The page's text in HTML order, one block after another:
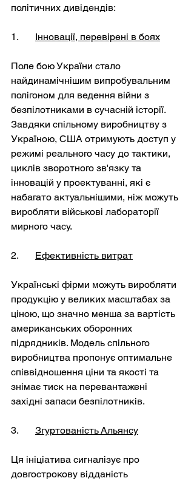
політичних дивідендів:
Інновації, перевірені в боях
Поле бою України стало
найдинамічнішим випробувальним
полігоном для ведення війни з
безпілотниками в сучасній історії.
Завдяки спільному виробництву з
Україною, США отримують доступ у
режимі реального часу до тактики,
циклів зворотного зв'язку та
інновацій у проектуванні, які є
набагато актуальнішими, ніж можуть
виробляти військові лабораторії
мирного часу.
Ефективність витрат
Українські фірми можуть виробляти
продукцію у великих масштабах за
ціною, що значно менша за вартість
американських оборонних
підрядників. Модель спільного
виробництва пропонує оптимальне
співвідношення ціни та якості та
знімає тиск на перевантажені
західні запаси безпілотників.
Згуртованість Альянсу
Ця ініціатива сигналізує про
довгострокову відданість